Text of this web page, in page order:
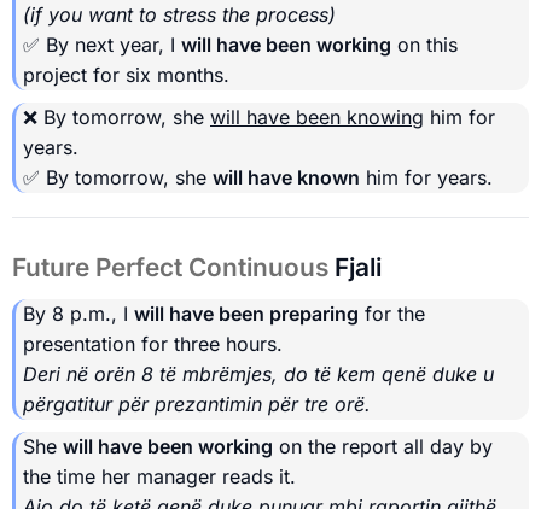
(if you want to stress the process)
✅ By next year, I will have been working on this
project for six months.
❌ By tomorrow, she will have been knowing him for
years.
✅ By tomorrow, she will have known him for years.
Future Perfect Continuous Fjali
By 8 p.m., I will have been preparing for the
presentation for three hours.
Deri në orën 8 të mbrëmjes, do të kem qenë duke u
përgatitur për prezantimin për tre orë.
She will have been working on the report all day by
the time her manager reads it.